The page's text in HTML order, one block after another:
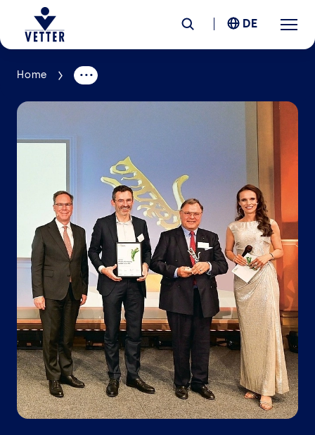
Unternehmen
Standorte
News & Insights
Karriere
DE
Home